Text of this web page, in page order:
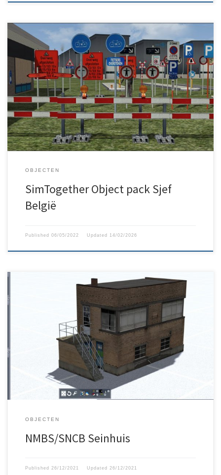
Een samengesteld pakket van Belgische objecten gemaakt door
Sjef. Update 14/02/2026 Bij het drukken op de “download”-knop
kom je op de ChrisTrains website terecht. Zoek daar naar de titel
“Sjef en Gert Meering Gratis Scenery Objects voor DTG Train
Simulator”. Zodra je de link daar klikt, zal je naar de […]
OBJECTEN
SimTogether Object pack Sjef
België
Published 06/05/2022 Updated 14/02/2026
Belgisch seinhuis gemaakt door Gert Meering.
OBJECTEN
NMBS/SNCB Seinhuis
Published 26/12/2021 Updated 26/12/2021